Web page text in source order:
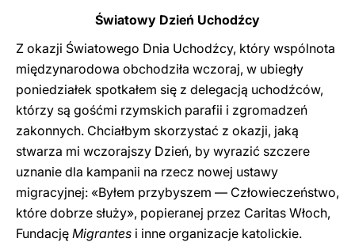
Światowy Dzień Uchodźcy
Z okazji Światowego Dnia Uchodźcy, który wspólnota
międzynarodowa obchodziła wczoraj, w ubiegły
poniedziałek spotkałem się z delegacją uchodźców,
którzy są gośćmi rzymskich parafii i zgromadzeń
zakonnych. Chciałbym skorzystać z okazji, jaką
stwarza mi wczorajszy Dzień, by wyrazić szczere
uznanie dla kampanii na rzecz nowej ustawy
migracyjnej: «Byłem przybyszem — Człowieczeństwo,
które dobrze służy», popieranej przez Caritas Włoch,
Fundację Migrantes i inne organizacje katolickie.